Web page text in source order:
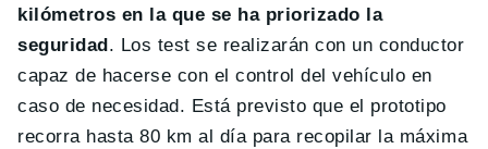
kilómetros en la que se ha priorizado la
seguridad . Los test se realizarán con un conductor
capaz de hacerse con el control del vehículo en
caso de necesidad. Está previsto que el prototipo
recorra hasta 80 km al día para recopilar la máxima